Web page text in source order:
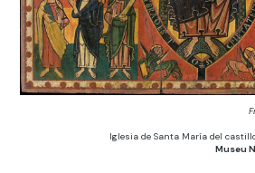
Iglesia de Santa María del
Museu